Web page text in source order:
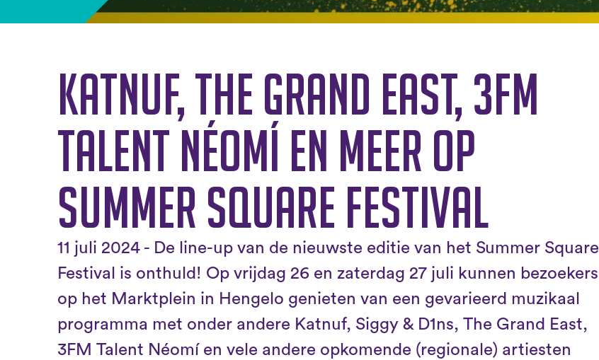
Katnuf, The Grand East, 3FM
Talent Néomí en meer op
Summer Square Festival
11 juli 2024 - De line-up van de nieuwste editie van het Summer Square
Festival is onthuld! Op vrijdag 26 en zaterdag 27 juli kunnen bezoekers
op het Marktplein in Hengelo genieten van een gevarieerd muzikaal
programma met onder andere Katnuf, Siggy & D1ns, The Grand East,
3FM Talent Néomí en vele andere opkomende (regionale) artiesten